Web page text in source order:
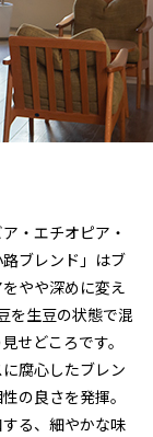
・エチオピア・
ブレンド」はブ
やや深めに変え
を生豆の状態で混
せどころです。
腐心したブレン
の良さを発揮。
る、細やかな味